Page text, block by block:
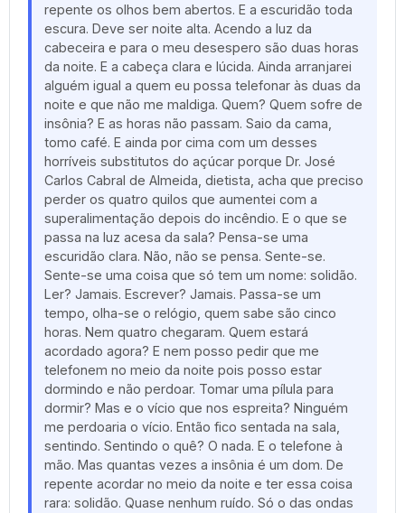
repente os olhos bem abertos. E a escuridão toda
escura. Deve ser noite alta. Acendo a luz da
cabeceira e para o meu desespero são duas horas
da noite. E a cabeça clara e lúcida. Ainda arranjarei
alguém igual a quem eu possa telefonar às duas da
noite e que não me maldiga. Quem? Quem sofre de
insônia? E as horas não passam. Saio da cama,
tomo café. E ainda por cima com um desses
horríveis substitutos do açúcar porque Dr. José
Carlos Cabral de Almeida, dietista, acha que preciso
perder os quatro quilos que aumentei com a
superalimentação depois do incêndio. E o que se
passa na luz acesa da sala? Pensa-se uma
escuridão clara. Não, não se pensa. Sente-se.
Sente-se uma coisa que só tem um nome: solidão.
Ler? Jamais. Escrever? Jamais. Passa-se um
tempo, olha-se o relógio, quem sabe são cinco
horas. Nem quatro chegaram. Quem estará
acordado agora? E nem posso pedir que me
telefonem no meio da noite pois posso estar
dormindo e não perdoar. Tomar uma pílula para
dormir? Mas e o vício que nos espreita? Ninguém
me perdoaria o vício. Então fico sentada na sala,
sentindo. Sentindo o quê? O nada. E o telefone à
mão. Mas quantas vezes a insônia é um dom. De
repente acordar no meio da noite e ter essa coisa
rara: solidão. Quase nenhum ruído. Só o das ondas